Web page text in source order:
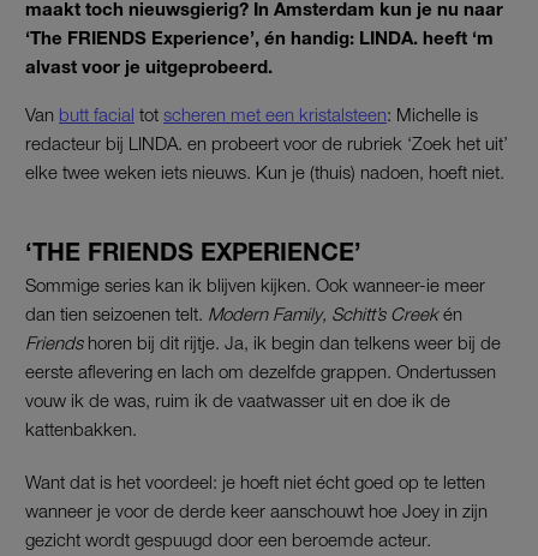
maakt toch nieuwsgierig? In Amsterdam kun je nu naar
‘The FRIENDS Experience’, én handig: LINDA. heeft ‘m
alvast voor je uitgeprobeerd.
Van butt facial tot scheren met een kristalsteen: Michelle is
redacteur bij LINDA. en probeert voor de rubriek ‘Zoek het uit’
elke twee weken iets nieuws. Kun je (thuis) nadoen, hoeft niet.
‘THE FRIENDS EXPERIENCE’
Sommige series kan ik blijven kijken. Ook wanneer-ie meer
dan tien seizoenen telt. Modern Family, Schitt’s Creekén
Friends horen bij dit rijtje. Ja, ik begin dan telkens weer bij de
eerste aflevering en lach om dezelfde grappen. Ondertussen
vouw ik de was, ruim ik de vaatwasser uit en doe ik de
kattenbakken.
Want dat is het voordeel: je hoeft niet écht goed op te letten
wanneer je voor de derde keer aanschouwt hoe Joey in zijn
gezicht wordt gespuugd door een beroemde acteur.